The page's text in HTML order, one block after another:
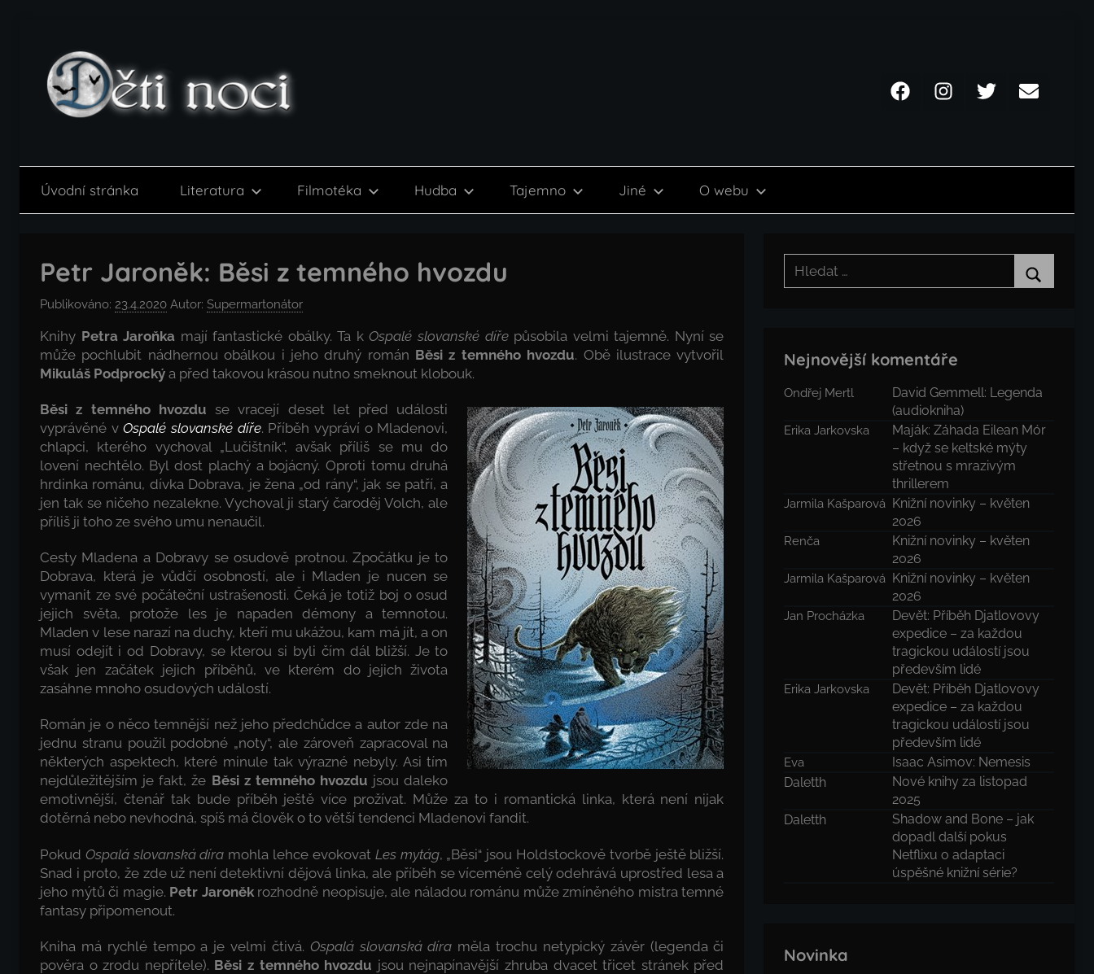
obsahu
noci
FacebookInstagramTwitterEmail
Úvodní stránka Literatura Filmotéka Hudba Tajemno Jiné O webu
Petr Jaroněk: Běsi z temného hvozdu
Publikováno: 23.4.2020 Autor: Supermartonátor
Knihy Petra Jaroňka mají fantastické obálky. Ta k Ospalé slovanské dířepůsobila velmi tajemně. Nyní se
může pochlubit nádhernou obálkou i jeho druhý román Běsi z temného hvozdu. Obě ilustrace vytvořil
Mikuláš Podprocký a před takovou krásou nutno smeknout klobouk.
Běsi z temného hvozdu se vracejí deset let před události
vyprávěné vOspalé slovanské díře. Příběh vypráví o Mladenovi,
chlapci, kterého vychoval „Lučištník“, avšak příliš se mu do
lovení nechtělo. Byl dost plachý a bojácný. Oproti tomu druhá
hrdinka románu, dívka Dobrava, je žena „od rány“, jak se patří, a
jen tak se ničeho nezalekne. Vychoval ji starý čaroděj Volch, ale
příliš ji toho ze svého umu nenaučil.
Cesty Mladena a Dobravy se osudově protnou. Zpočátku je to
Dobrava, která je vůdčí osobností, ale i Mladen je nucen se
vymanit ze své počáteční ustrašenosti. Čeká je totiž boj o osud
jejich světa, protože les je napaden démony a temnotou.
Mladen v lese narazí na duchy, kteří mu ukážou, kam má jít, a on
musí odejít i od Dobravy, se kterou si byli čím dál bližší. Je to
však jen začátek jejich příběhů, ve kterém do jejich života
zasáhne mnoho osudových událostí.
Román je o něco temnější než jeho předchůdce a autor zde na
jednu stranu použil podobné „noty“, ale zároveň zapracoval na
některých aspektech, které minule tak výrazné nebyly. Asi tím
nejdůležitějším je fakt, že Běsi z temného hvozdu jsou daleko
emotivnější, čtenář tak bude příběh ještě více prožívat. Může za to i romantická linka, která není nijak
dotěrná nebo nevhodná, spíš má člověk o to větší tendenci Mladenovi fandit.
Pokud Ospalá slovanská díra mohla lehce evokovat Les mytág, „Běsi“ jsou Holdstockově tvorbě ještě bližší.
Snad i proto, že zde už není detektivní dějová linka, ale příběh se víceméně celý odehrává uprostřed lesa a
jeho mýtů či magie. Petr Jaroněkrozhodně neopisuje, ale náladou románu může zmíněného mistra temné
fantasy připomenout.
Kniha má rychlé tempo a je velmi čtivá. Ospalá slovanská díra měla trochu netypický závěr (legenda či
pověra o zrodu nepřítele). Běsi z temného hvozdu jsou nejnapínavější zhruba dvacet třicet stránek před
Hledat:
Nejnovější komentáře
Ondřej Mertl
David Gemmell: Legenda
(audiokniha)
Erika Jarkovska
Maják: Záhada Eilean Mór
– když se keltské mýty
střetnou s mrazivým
thrillerem
Jarmila Kašparová Knižní novinky – květen
2026
Renča
Knižní novinky – květen
2026
Jarmila Kašparová Knižní novinky – květen
2026
Jan Procházka
Devět: Příběh Djatlovovy
expedice – za každou
tragickou událostí jsou
především lidé
Erika Jarkovska
Devět: Příběh Djatlovovy
expedice – za každou
tragickou událostí jsou
především lidé
Eva
Isaac Asimov: Nemesis
Daletth
Nové knihy za listopad
2025
Daletth
Shadow and Bone – jak
dopadl další pokus
Netflixu o adaptaci
úspěšné knižní série?
Novinka